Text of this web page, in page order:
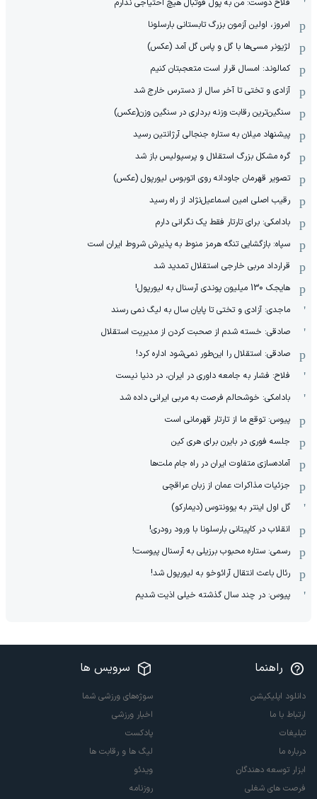
فلاح دوست: من به پول فوتبال هیچ احتیاجی ندارم
امروز، اولین آزمون بزرگ تابستانی بارسلونا
لژیونر مسی‌ها با گل و پاس گل آمد (عکس)
کمالوند: امسال قرار است متعجبتان کنیم
آزادی و تختی تا آخر سال از دسترس خارج شد
سنگین‌ترین رقابت وزنه برداری در سنگین وزن(عکس)
پیشنهاد میلان به ستاره جنجالی آرژانتین رسید
گره مشکل بزرگ استقلال و پرسپولیس باز شد
تصویر قهرمان جاودانه روی اتوبوس لیورپول (عکس)
رقیب اصلی امین اسماعیل‌نژاد از راه رسید
بادامکی: برای تارتار فقط یک نگرانی دارم
سپاه: بازگشایی تنگه هرمز منوط به پذیرش شروط ایران است
قرارداد مربی خارجی استقلال تمدید شد
هایجک 130 میلیون پوندی آرسنال به لیورپول!
ماجدی: آزادی و تختی تا پایان سال به لیگ نمی رسند
صادقی: خسته شدم از صحبت کردن از مدیریت استقلال
صادقی: استقلال را این‌طور نمی‌شود اداره کرد!
فلاح: فشار به جامعه داوری در ایران، در دنیا نیست
بادامکی: خوشحالم فرصت به مربی ایرانی داده شد
پیوس: توقع ما از تارتار قهرمانی است
جلسه فوری در بایرن برای هری کین
آماده‌سازی متفاوت ایران در راه جام ملت‌ها
جزئیات مذاکرات عمان از زبان عراقچی
گل اول اینتر به یوونتوس (دیمارکو)
انقلاب در کاپیتانی بارسلونا با ورود رودری!
رسمی: ستاره محبوب برزیلی به آرسنال پیوست!
رئال باعث انتقال آرائوخو به لیورپول شد!
پیوس: در چند سال گذشته خیلی اذیت شدیم
راهنما
دانلود اپلیکیشن
ارتباط با ما
تبلیغات
درباره ما
ابزار توسعه دهندگان
فرصت های شغلی
سرویس ها
سوژه‌های ورزشی شما
اخبار ورزشی
پادکست
لیگ ها و رقابت ها
ویدئو
روزنامه